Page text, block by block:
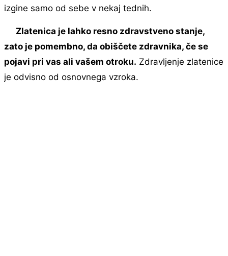
izgine samo od sebe v nekaj tednih.
Zlatenica je lahko resno zdravstveno stanje,
zato je pomembno, da obiščete zdravnika, če se
pojavi pri vas ali vašem otroku. Zdravljenje zlatenice
je odvisno od osnovnega vzroka.